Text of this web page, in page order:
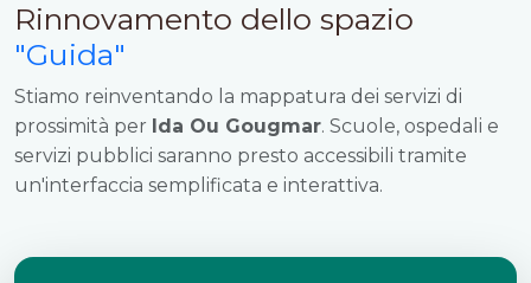
Rinnovamento dello spazio
"Guida"
Stiamo reinventando la mappatura dei servizi di
prossimità per Ida Ou Gougmar. Scuole, ospedali e
servizi pubblici saranno presto accessibili tramite
un'interfaccia semplificata e interattiva.